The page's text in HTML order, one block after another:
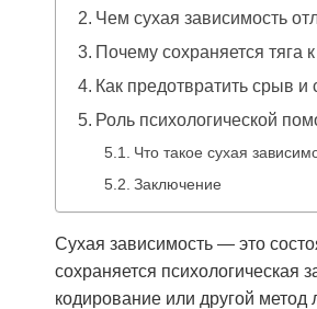
Чем сухая зависимость
Почему сохраняется тяга
Как предотвратить срыв и
Роль психологической
Что такое сухая
Заключение
Сухая зависимость — это
сохраняется психологическая
кодирование или другой